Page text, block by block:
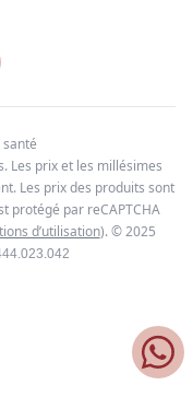
Les prix et les millésimes
Les prix des produits sont
protégé par reCAPTCHA
d’utilisation). © 2025